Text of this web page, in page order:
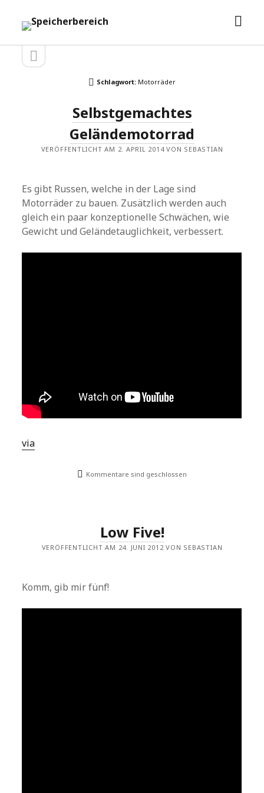
Speicherbereich
Seitenleiste
Seitenleiste
öffnen
Schlagwort: Motorräder
Selbstgemachtes
Geländemotorrad
VERÖFFENTLICHT AM 2. APRIL 2014 VON SEBASTIAN
Es gibt Russen, welche in der Lage sind
Motorräder zu bauen. Zusätzlich werden auch
gleich ein paar konzeptionelle Schwächen, wie
Gewicht und Geländetauglichkeit, verbessert.
via
Kommentare sind geschlossen
Low Five!
VERÖFFENTLICHT AM 24. JUNI 2012 VON SEBASTIAN
Komm, gib mir fünf!